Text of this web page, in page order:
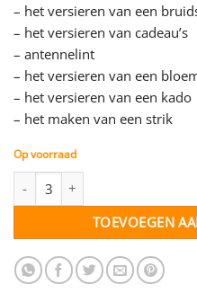
– het versieren van een
– het versieren van cadeau’s
– antennelint
– het versieren van een
– het versieren van een kado
– het maken van een strik
Op voorraad
TOEVOEGEN